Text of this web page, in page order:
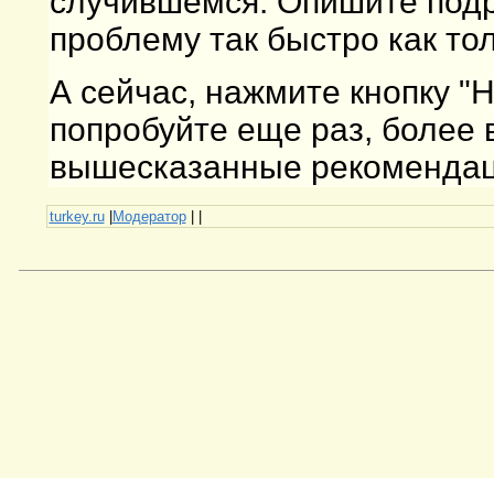
проблему так быстро как
А сейчас, нажмите кнопку
попробуйте еще раз, более
вышесказанные
turkey.ru|Модератор| |